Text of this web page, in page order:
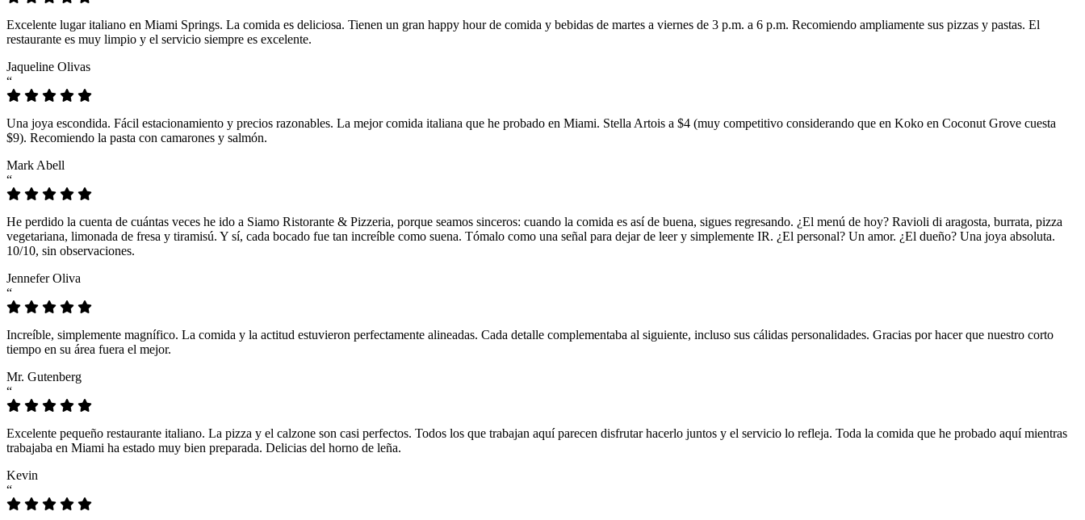
Excelente lugar italiano en Miami Springs. La comida es deliciosa. Tienen un gran happy hour de comida y bebidas de martes a viernes de 3 p.m. a 6 p.m. Recomiendo ampliamente sus pizzas y pastas. El
restaurante es muy limpio y el servicio siempre es excelente.
Jaqueline Olivas
“
Una joya escondida. Fácil estacionamiento y precios razonables. La mejor comida italiana que he probado en Miami. Stella Artois a $4 (muy competitivo considerando que en Koko en Coconut Grove cuesta
$9). Recomiendo la pasta con camarones y salmón.
Mark Abell
“
He perdido la cuenta de cuántas veces he ido a Siamo Ristorante & Pizzeria, porque seamos sinceros: cuando la comida es así de buena, sigues regresando. ¿El menú de hoy? Ravioli di aragosta, burrata, pizza
vegetariana, limonada de fresa y tiramisú. Y sí, cada bocado fue tan increíble como suena. Tómalo como una señal para dejar de leer y simplemente IR. ¿El personal? Un amor. ¿El dueño? Una joya absoluta.
10/10, sin observaciones.
Jennefer Oliva
“
Increíble, simplemente magnífico. La comida y la actitud estuvieron perfectamente alineadas. Cada detalle complementaba al siguiente, incluso sus cálidas personalidades. Gracias por hacer que nuestro corto
tiempo en su área fuera el mejor.
Mr. Gutenberg
“
Excelente pequeño restaurante italiano. La pizza y el calzone son casi perfectos. Todos los que trabajan aquí parecen disfrutar hacerlo juntos y el servicio lo refleja. Toda la comida que he probado aquí mientras
trabajaba en Miami ha estado muy bien preparada. Delicias del horno de leña.
Kevin
“